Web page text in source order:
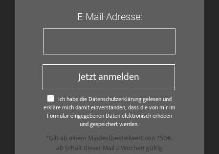
E-Mail-Adresse:
Jetzt anmelden
Ich habe die Datenschutzerklärung gelesen und
erkläre mich damit einverstanden, dass die von mir im
Formular eingegebenen Daten elektronisch erhoben
und gespeichert werden.
*Gilt ab einem Mindestbestellwert von 250€,
ab Erhalt dieser Mail 2 Wochen gültig